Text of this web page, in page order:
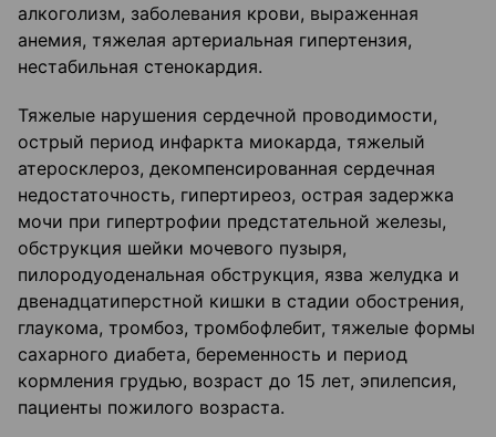
алкоголизм, заболевания крови, выраженная
анемия, тяжелая артериальная гипертензия,
нестабильная стенокардия.
Тяжелые нарушения сердечной проводимости,
острый период инфаркта миокарда, тяжелый
атеросклероз, декомпенсированная сердечная
недостаточность, гипертиреоз, острая задержка
мочи при гипертрофии предстательной железы,
обструкция шейки мочевого пузыря,
пилородуоденальная обструкция, язва желудка и
двенадцатиперстной кишки в стадии обострения,
глаукома, тромбоз, тромбофлебит, тяжелые формы
сахарного диабета, беременность и период
кормления грудью, возраст до 15 лет, эпилепсия,
пациенты пожилого возраста.